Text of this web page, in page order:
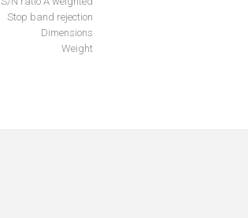
Stop band rejection
Dimensions
Weight